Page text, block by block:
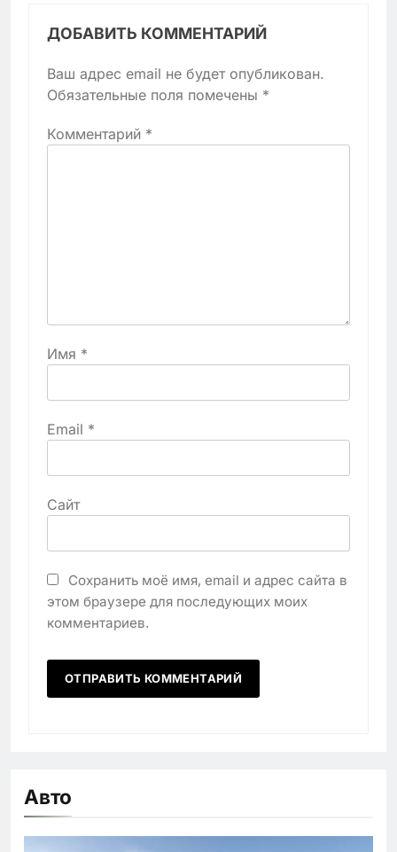
ДОБАВИТЬ КОММЕНТАРИЙ
Ваш адрес email не будет опубликован.
Обязательные поля помечены *
Комментарий *
Имя *
Email *
Сайт
Сохранить моё имя, email и адрес сайта в
этом браузере для последующих моих
комментариев.
Авто